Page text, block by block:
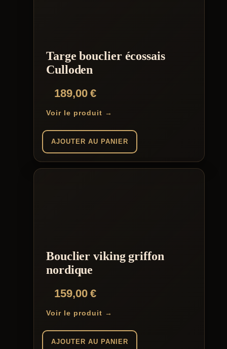
Targe bouclier écossais
Culloden
189,00€
Voir le produit →
AJOUTER AU PANIER
Bouclier viking griffon
nordique
159,00€
Voir le produit →
AJOUTER AU PANIER